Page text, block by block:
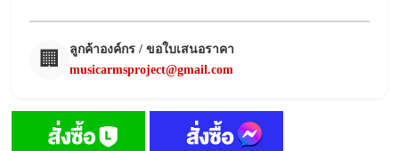
🏢
ลูกค้าองค์กร / ขอใบเสนอราคา
musicarmsproject@gmail.com